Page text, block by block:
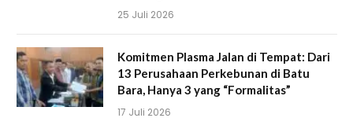
25 Juli 2026
Komitmen Plasma Jalan di Tempat: Dari
13 Perusahaan Perkebunan di Batu
Bara, Hanya 3 yang “Formalitas”
17 Juli 2026